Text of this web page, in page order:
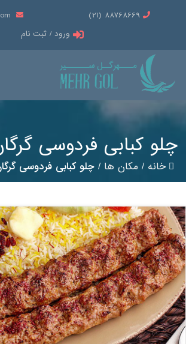
88768669 (21)
info@mehrgol.com
ورود / ثبت نام
چلو کبابی فردوسی گرگان
خانه/ مکان ها/ چلو کبابی فردوسی گرگان